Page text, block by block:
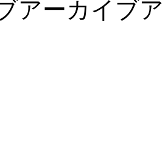
アーカイブ